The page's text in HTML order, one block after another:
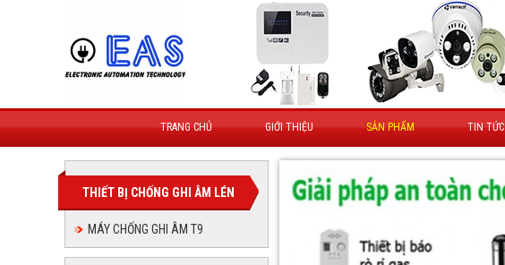
TRANG CHỦ GIỚI THIỆU SẢN PHẨM TIN TỨC
THIẾT BỊ CHỐNG GHI ÂM LÉN
MÁY CHỐNG GHI ÂM T9